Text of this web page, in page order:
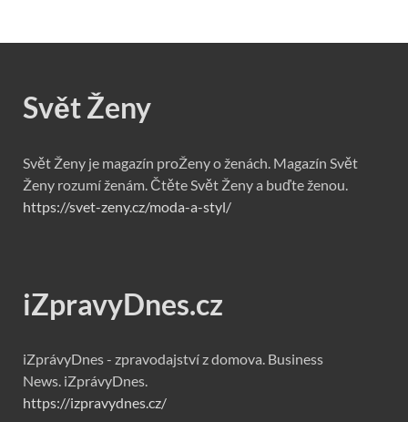
Svět Ženy
Svět Ženy je magazín proŽeny o ženách. Magazín Svět
Ženy rozumí ženám. Čtěte Svět Ženy a buďte ženou.
https://svet-zeny.cz/moda-a-styl/
iZpravyDnes.cz
iZprávyDnes - zpravodajství z domova. Business
News. iZprávyDnes.
https://izpravydnes.cz/